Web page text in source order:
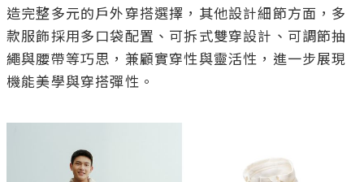
造完整多元的戶外穿搭選擇，其他設計細節方面，多
款服飾採用多口袋配置、可拆式雙穿設計、可調節抽
繩與腰帶等巧思，兼顧實穿性與靈活性，進一步展現
機能美學與穿搭彈性。